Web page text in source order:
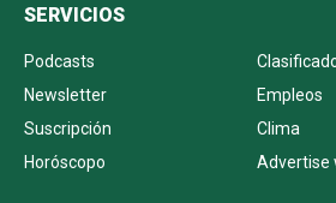
SERVICIOS
Podcasts
Newsletter
Empleos
Suscripción
Clima
Horóscopo
Advertise